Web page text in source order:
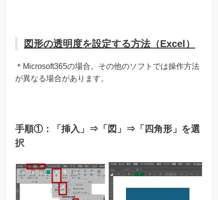
図形の透明度を設定する方法（Excel）
＊Microsoft365の場合。その他のソフトでは操作方法
が異なる場合があります。
手順①：「挿入」⇒「図」⇒「四角形」を選
択